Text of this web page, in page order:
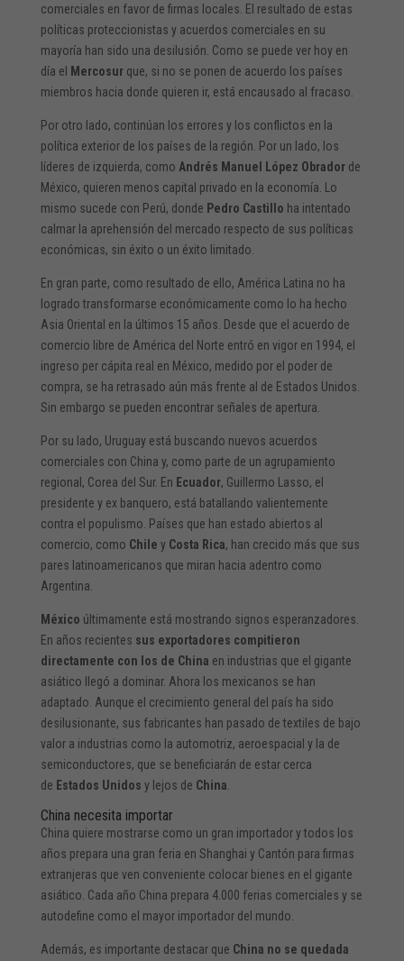
comerciales en favor de firmas locales. El resultado de estas
políticas proteccionistas y acuerdos comerciales en su
mayoría han sido una desilusión. Como se puede ver hoy en
día el
Mercosurque, si no se ponen de acuerdo los países
miembros hacia donde quieren ir, está encausado al fracaso.
Por otro lado, continúan los errores y los conflictos en la
política exterior de los países de la región. Por un lado, los
líderes de izquierda, como Andrés Manuel López Obradorde
México, quieren menos capital privado en la economía. Lo
mismo sucede con Perú, donde Pedro Castillo ha intentado
calmar la aprehensión del mercado respecto de sus políticas
económicas, sin éxito o un éxito limitado.
En gran parte, como resultado de ello, América Latina no ha
logrado transformarse económicamente como lo ha hecho
Asia Oriental en la últimos 15 años. Desde que el acuerdo de
comercio libre de América del Norte entró en vigor en 1994, el
ingreso per cápita real en México, medido por el poder de
compra, se ha retrasado aún más frente al de Estados Unidos.
Sin embargo se pueden encontrar señales de apertura.
Por su lado, Uruguay está buscando nuevos acuerdos
comerciales con China y, como parte de un agrupamiento
regional, Corea del Sur. En Ecuador, Guillermo Lasso, el
presidente y ex banquero, está batallando valientemente
contra el populismo. Países que han estado abiertos al
comercio, como Chile y Costa Rica, han crecido más que sus
pares latinoamericanos que miran hacia adentro como
Argentina.
México últimamente está mostrando signos esperanzadores.
En años recientes sus exportadores compitieron
directamente con los de China en industrias que el gigante
asiático llegó a dominar. Ahora los mexicanos se han
adaptado. Aunque el crecimiento general del país ha sido
desilusionante, sus fabricantes han pasado de textiles de bajo
valor a industrias como la automotriz, aeroespacial y la de
semiconductores, que se beneficiarán de estar cerca
de Estados Unidos y lejos de China
China necesita importar
China quiere mostrarse como un gran importador y todos los
años prepara una gran feria en Shanghai y Cantón para firmas
extranjeras que ven conveniente colocar bienes en el gigante
asiático. Cada año China prepara 4.000 ferias comerciales y se
autodefine como el mayor importador del mundo.
Además, es importante destacar que China no se quedada